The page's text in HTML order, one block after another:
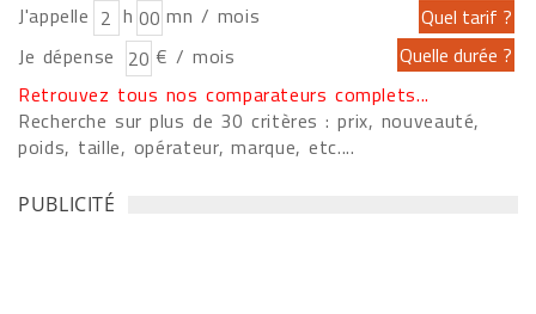
J'appelle h
mn / mois
Je dépense
€ / mois
Retrouvez tous nos comparateurs complets...
Recherche sur plus de 30 critères : prix, nouveauté,
poids, taille, opérateur, marque, etc....
PUBLICITÉ